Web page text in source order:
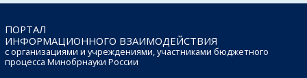
ПОРТАЛ
ИНФОРМАЦИОННОГО ВЗАИМОДЕЙСТВИЯ
с организациями и учреждениями, участниками бюджетного
процесса Минобрнауки России